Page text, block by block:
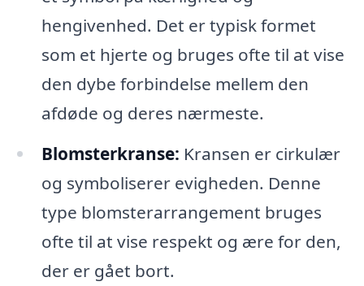
hengivenhed. Det er typisk formet
som et hjerte og bruges ofte til at vise
den dybe forbindelse mellem den
afdøde og deres nærmeste.
Blomsterkranse: Kransen er cirkulær
og symboliserer evigheden. Denne
type blomsterarrangement bruges
ofte til at vise respekt og ære for den,
der er gået bort.